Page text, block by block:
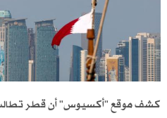
كشف موقع "أكسيوس" أن قطر